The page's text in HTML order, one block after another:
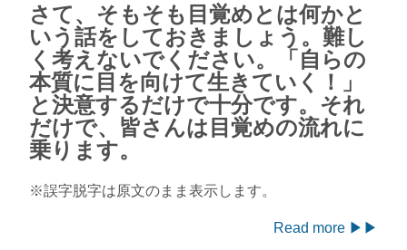
さて、そもそも目覚めとは何かと
いう話をしておきましょう。難し
く考えないでください。「自らの
本質に目を向けて生きていく！」
と決意するだけで十分です。それ
だけで、皆さんは目覚めの流れに
乗ります。
※誤字脱字は原文のまま表示します。
Read more ▶▶